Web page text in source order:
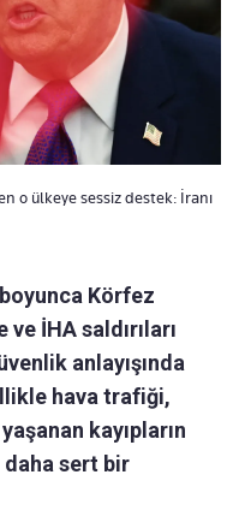
o ülkeye sessiz destek: İranı
boyunca Körfez
İHA saldırıları
anlayışında
hava trafiği,
kayıpların
daha sert bir